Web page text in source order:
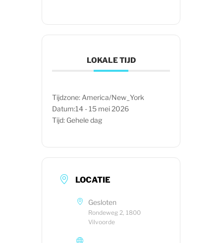
LOKALE TIJD
Tijdzone: America/New_York
Datum:14 - 15 mei 2026
Tijd: Gehele dag
LOCATIE
Gesloten
Rondeweg 2, 1800
Vilvoorde